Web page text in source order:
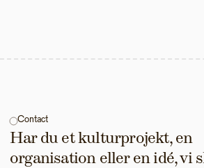
Contact
Har du et kulturprojekt, en
organisation eller en idé, vi